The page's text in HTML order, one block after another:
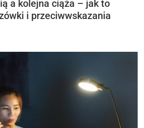
a kolejna ciąża – jak to
i przeciwwskazania